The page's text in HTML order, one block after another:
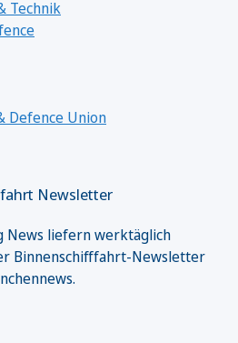
Technik
Defence Union
Newsletter
News liefern werktäglich
Binnenschifffahrt-Newsletter